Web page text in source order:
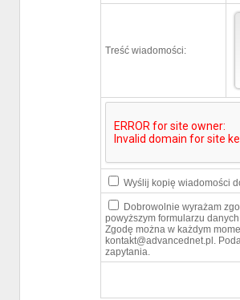
Treść wiadomości:
Wyślij kopię wiadomości
Dobrowolnie wyrażam
powyższym formularzu
Zgodę można w każdym
kontakt@advancednet.pl.
zapytania.